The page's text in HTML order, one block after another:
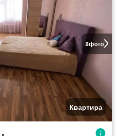
8фото
Квартира